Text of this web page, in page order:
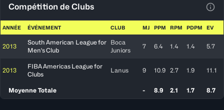
Compétition de Clubs
ANNÉE ÉVÉNEMENT CLUB MJ PPM RPM PDPM EV
2013
South American League for
Men's Club
Boca
Juniors
7 6.4 1.4 1.4 5.7
2013
FIBA Americas League for
Clubs
Lanus 9 10.9 2.7 1.9 11.1
Moyenne Totale - 8.9 2.1 1.7 8.7